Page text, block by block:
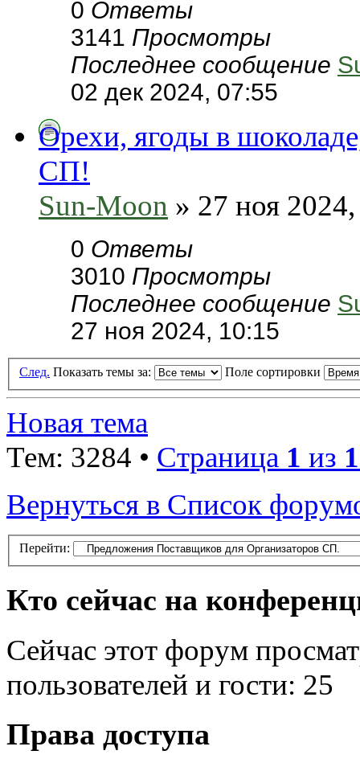
0 Ответы
3141 Просмотры
Последнее сообщение
02 дек 2024, 07:55
Орехи, ягоды в
СП!
Sun-Moon » 27 ноя
0 Ответы
3010 Просмотры
Последнее сообщение
27 ноя 2024, 10:15
След. Показать темы за: Поле сортировки
Новая тема
Тем: 3284 • Страница 1 из
Вернуться в Список
Перейти:
Кто сейчас на
Сейчас этот форум
пользователей и гости: 25
Права доступа